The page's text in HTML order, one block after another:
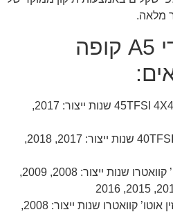
מלאה.
שיפוץ גיר אאודי A5 קופה
אאודי A5 קופה 2.0 252 כ”ס 45TFSI 4X4 שנות ייצור: 2017,
אאודי A5 קופה 2.0 190 כ”ס 40TFSI שנות ייצור: 2017, 2018,
אאודי A5 קופה 3.2 בנזין אוטו’ קוואטרו שנות ייצור: 2008, 2009,
אאודי A5 קופה 2.0 טורבו-בנזין אוטו’ קוואטרו שנות ייצור: 2008,